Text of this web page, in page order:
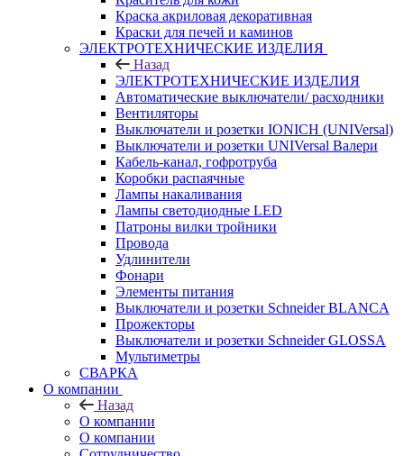
Краска акриловая декоративная
Краски для печей и каминов
ЭЛЕКТРОТЕХНИЧЕСКИЕ ИЗДЕЛИЯ
Назад
ЭЛЕКТРОТЕХНИЧЕСКИЕ ИЗДЕЛИЯ
Автоматические выключатели/ расходники
Вентиляторы
Выключатели и розетки IONICH (UNIVersal)
Выключатели и розетки UNIVersal Валери
Кабель-канал, гофротруба
Коробки распаячные
Лампы накаливания
Лампы светодиодные LED
Патроны вилки тройники
Провода
Удлинители
Фонари
Элементы питания
Выключатели и розетки Schneider BLANCA
Прожекторы
Выключатели и розетки Schneider GLOSSA
Мультиметры
СВАРКА
О компании
Назад
О компании
О компании